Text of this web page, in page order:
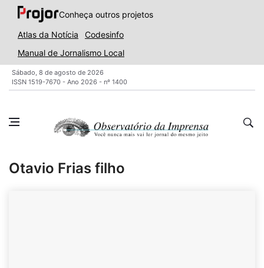
Conheça outros projetos
Atlas da Notícia
Codesinfo
Manual de Jornalismo Local
Sábado, 8 de agosto de 2026
ISSN 1519-7670 - Ano 2026 - nº 1400
Otavio Frias filho